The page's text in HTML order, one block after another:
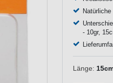
Natürliche
- 10gr,
Länge: